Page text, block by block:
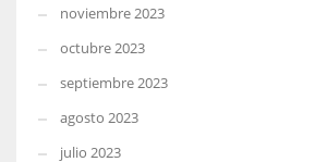
noviembre 2023
octubre 2023
septiembre 2023
agosto 2023
julio 2023